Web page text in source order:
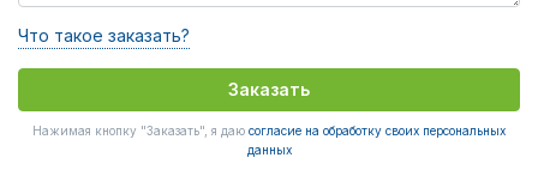
Что такое заказать?
Заказать
Нажимая кнопку "Заказать", я даю согласие на обработку своих персональных
данных